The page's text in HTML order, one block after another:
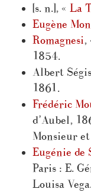
[s. n.], « La
Eugène
Romagnesi,
1854.
Albert
1861.
Frédéric
d’Aubel,
Monsieur
Eugénie de
Paris : E.
Louisa